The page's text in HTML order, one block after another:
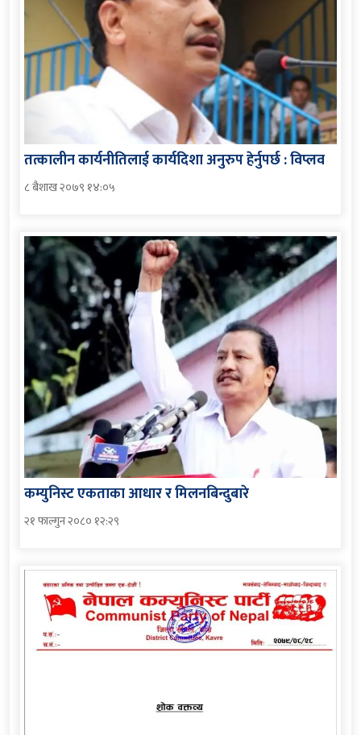
तत्कालीन कार्यनीतिलाई कार्यदिशा अनुरुप हेर्नुपर्छ : विप्लव
८ बैशाख २०७९ १४:०५
कम्युनिस्ट एकताका आधार र मिलनबिन्दुबारे
२१ फाल्गुन २०८० १२:२९